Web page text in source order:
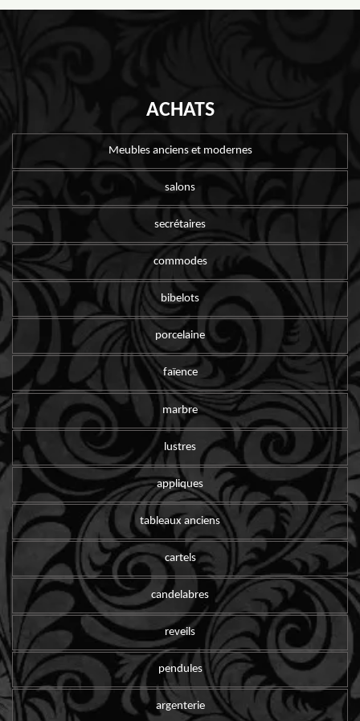
ACHATS
Meubles anciens et modernes
salons
secrétaires
commodes
bibelots
porcelaine
faïence
marbre
lustres
appliques
tableaux anciens
cartels
candelabres
reveils
pendules
argenterie